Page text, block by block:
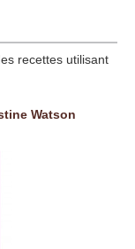
recettes utilisant
Watson